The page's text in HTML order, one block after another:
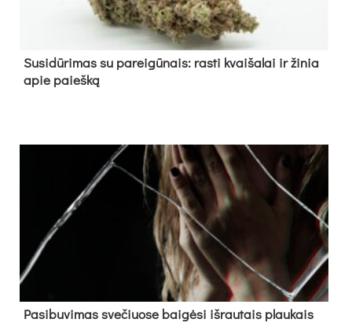
Su­si­dū­ri­mas su pa­rei­gū­nais: ras­ti kvai­ša­lai ir ži­nia
apie paieš­ką
Pa­si­bu­vi­mas sve­čiuo­se bai­gė­si iš­rau­tais plau­kais